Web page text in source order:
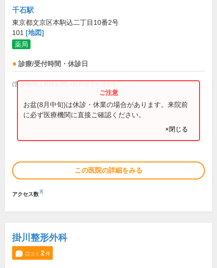
千石駅
東京都文京区本駒込二丁目10番2号
101 [地図]
薬局
診療/受付時間・休診日
(営業時間は直接お問い合わせください)
お盆(8月中旬)は休診・休業の場合があります。来院前
に必ず医療機関に直接ご確認ください。
×閉じる
この医院の詳細をみる
アクセス数※
掛川整形外科
口コミ 2件